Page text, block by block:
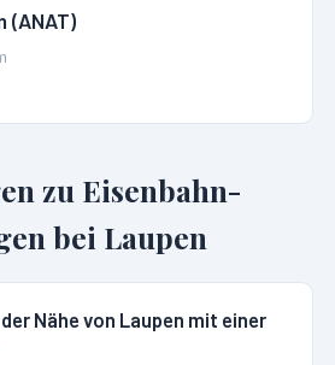
(ANAT)
zu Eisenbahn-
bei Laupen
Nähe von Laupen mit einer